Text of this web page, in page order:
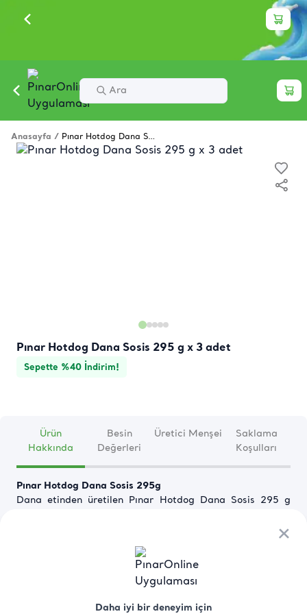
×
Daha iyi bir deneyim için
×
Daha iyi bir deneyim için
Anasayfa / Pınar Hotdog Dana Sosis 295 g x 3 adet
Pınar Hotdog Dana Sosis 295 g x 3 adet
Sepette %40 İndirim!
Ürün
Hakkında
Besin
Değerleri
Üretici Menşei
Saklama
Koşulları
Pınar Hotdog Dana Sosis 295g
Dana etinden üretilen Pınar Hotdog Dana Sosis 295 g
her ısırıkta tadı damağınızda kalacak nefis bir lezzet
sunar.  Ürünü hotdog sandviç hazırlayarak tercih
edebileceğiniz gibi farklı tarifler ya da kahvaltılarda
Üstelik çocuklardan yetişkinlere kadar herkesin severek
tercih edebileceği bir üründür.